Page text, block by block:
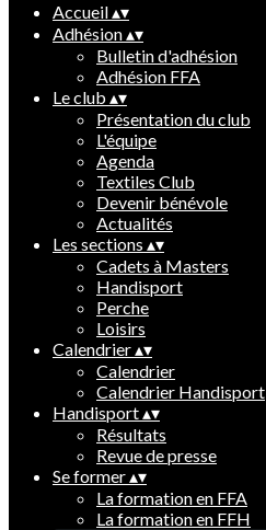
Accueil▴▾
Adhésion▴▾
Bulletin d'adhésion
Adhésion FFA
Le club ▴▾
Présentation du club
L'équipe
Agenda
Textiles Club
Devenir bénévole
Actualités
Les sections ▴▾
Cadets à Masters
Handisport
Perche
Loisirs
Calendrier▴▾
Calendrier
Calendrier Handisport
Handisport▴▾
Résultats
Revue de presse
Se former▴▾
La formation en FFA
La formation en FFH